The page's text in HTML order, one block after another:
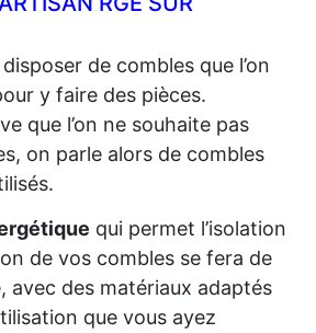
de combles que l’on
y faire des pièces.
que l’on ne souhaite pas
on parle alors de combles
qui permet l’isolation
de vos combles se fera de
avec des matériaux adaptés
que vous ayez